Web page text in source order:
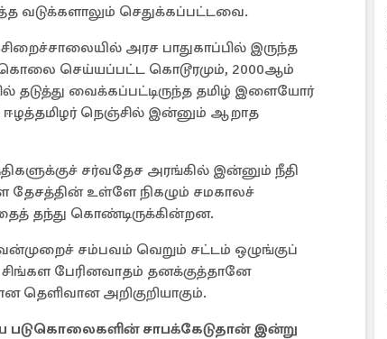
வடுக்களாலும் செதுக்கப்பட்டவை.
அரச பாதுகாப்பில் இருந்த
செய்யப்பட்ட கொடூரமும், 2000ஆம்
தடுத்து வைக்கப்பட்டிருந்த தமிழ் இளையோர்
ஈழத்தமிழர் நெஞ்சில் இன்னும் ஆறாத
சர்வதேச அரங்கில் இன்னும் நீதி
தேசத்தின் உள்ளே நிகழும் சமகாலச்
தந்து கொண்டிருக்கின்றன.
சம்பவம் வெறும் சட்டம் ஒழுங்குப்
சிங்கள பேரினவாதம் தனக்குத்தானே
தெளிவான அறிகுறியாகும்.
படுகொலைகளின் சாபக்கேடுதான் இன்று